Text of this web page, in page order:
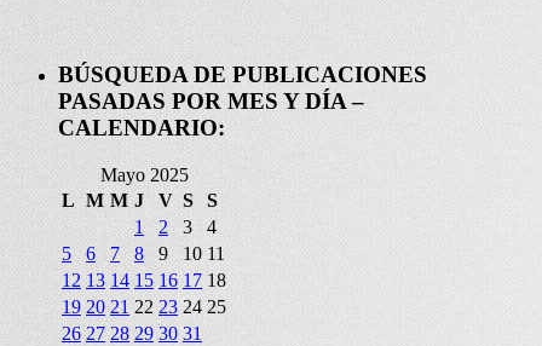
BÚSQUEDA DE PUBLICACIONES
PASADAS POR MES Y DÍA –
CALENDARIO:
Mayo 2025
L M M J V S S
1 2 3
4
5
6 7 8 9 10 11
12 13 14 15 16 17 18
19 20 21 22 23 24 25
26 27 28 29 30 31